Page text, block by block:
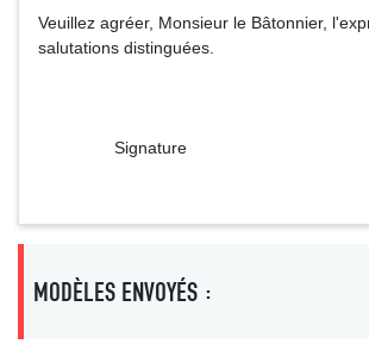
Veuillez agréer, Monsieur le Bâtonnier,
salutations distinguées.
Signature
MODÈLES ENVOYÉS :